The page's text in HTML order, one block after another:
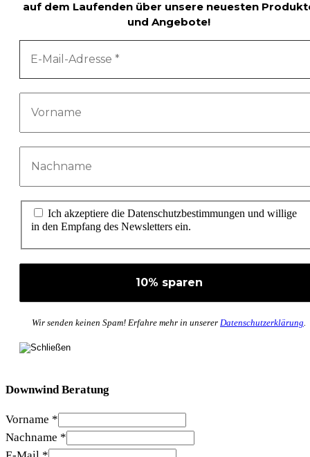
auf dem Laufenden über unsere neuesten
und Angebote!
Ich akzeptiere die Datenschutzbestimmungen und willige
in den Empfang des Newsletters ein.
Wir senden keinen Spam! Erfahre mehr in unserer Datenschutzerklärung
Downwind Beratung
Vorname *
Nachname *